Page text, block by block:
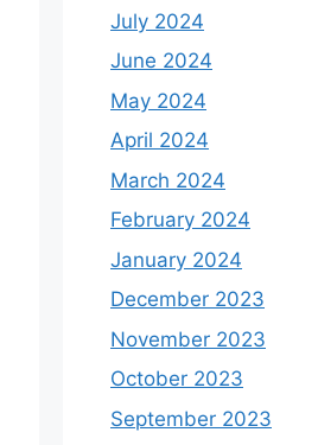
July 2024
June 2024
May 2024
April 2024
March 2024
February 2024
January 2024
December 2023
November 2023
October 2023
September 2023